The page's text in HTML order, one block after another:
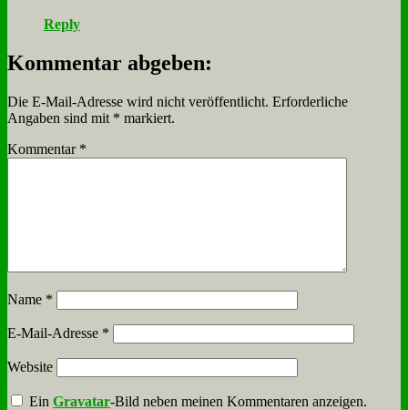
Reply
Kommentar abgeben:
Die E-Mail-Adresse wird nicht veröffentlicht. Erforderliche
Angaben sind mit * markiert.
Kommentar *
Name *
E-Mail-Adresse *
Website
EinGravatar-Bild neben meinen Kommentaren anzeigen.